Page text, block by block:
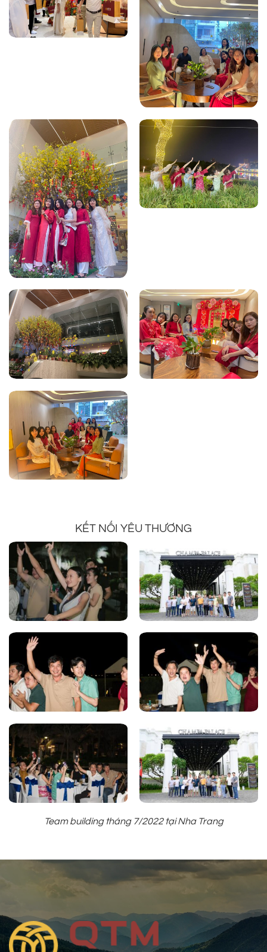
KẾT NỐI YÊU THƯƠNG
Team building tháng 7/2022 tại Nha Trang